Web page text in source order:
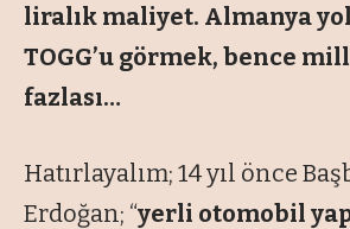
liralık maliyet. Almanya
TOGG’u görmek, bence
fazlası…
Hatırlayalım; 14 yıl önce
Erdoğan; “yerli otomobil